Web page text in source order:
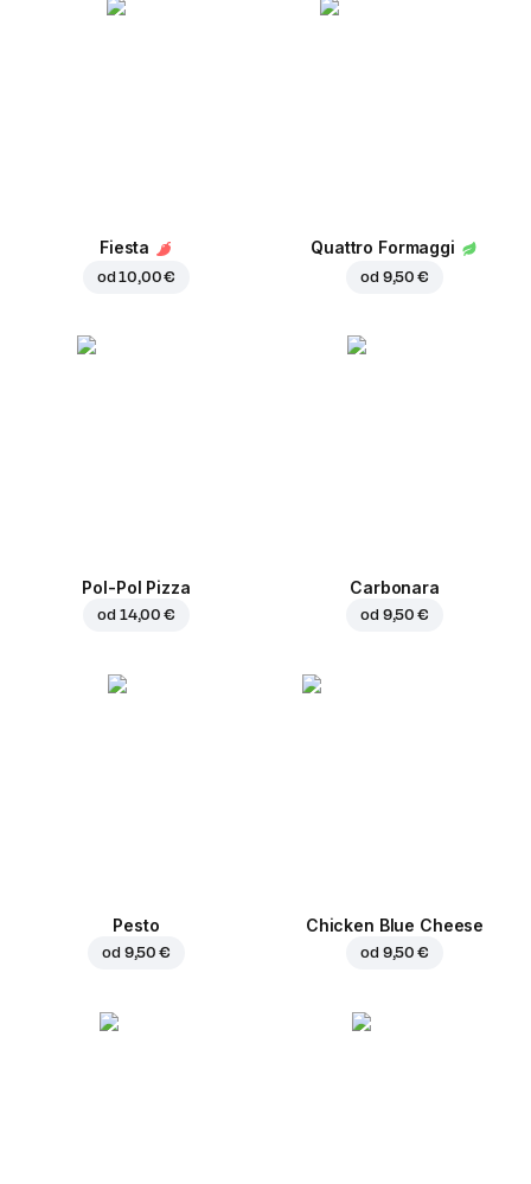
Fiesta
od10,00 €
Quattro Formaggi
od 9,50 €
Pol-Pol Pizza
od 14,00 €
Carbonara
od 9,50 €
Pesto
od 9,50 €
Chicken Blue Cheese
od 9,50 €